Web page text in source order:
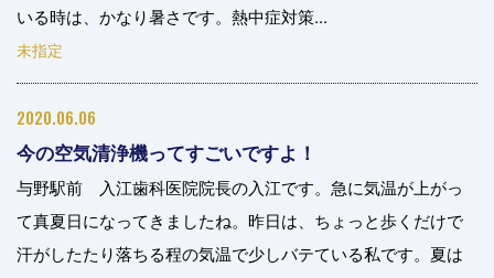
いる時は、かなり暑さです。熱中症対策...
未指定
2020.06.06
今の空気清浄機ってすごいですよ！
与野駅前 入江歯科医院院長の入江です。急に気温が上がっ
て真夏日になってきましたね。昨日は、ちょっと歩くだけで
汗がしたたり落ちる程の気温で少しバテている私です。夏は